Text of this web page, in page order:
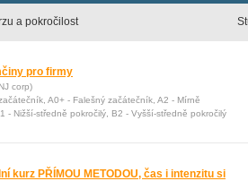
a pokročilost
pro firmy
corp)
A0+ - Falešný začátečník, A2 - Mírně
- Nižší-středně pokročilý, B2 - Vyšší-středně pokročilý
kurz PŘÍMOU METODOU, čas i intenzitu si